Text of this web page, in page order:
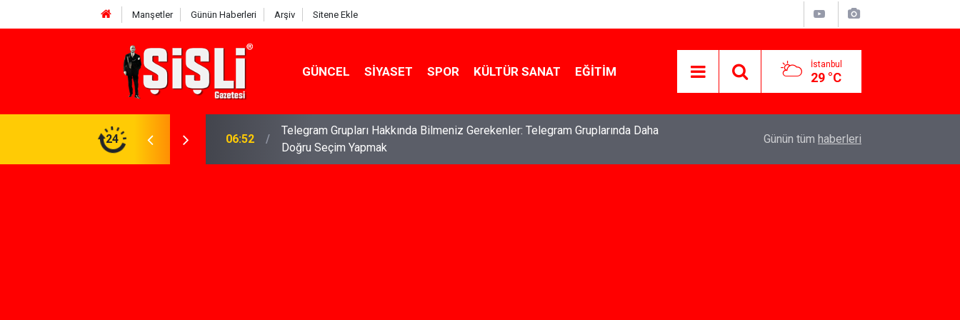
Manşetler Günün Haberleri Arşiv Sitene Ekle
GÜNCEL SIYASET SPOR KÜLTÜR SANAT EĞITIM İstanbul
29 °C
24
Gerekenler: Telegram Gruplarında Daha
04:43 İş Davaları: Haklarınızı Bilmek ve Koruma Altına Almak Özlem Drahyalı Kimdir, Nereli ve Kaç
Günün tüm haberleri